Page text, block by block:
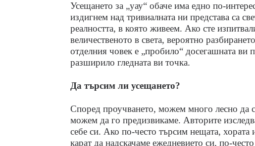
Усещането за „уау“ обаче има едно по-
издигнем над тривиалната ни представа са
реалността, в която живеем. Ако сте
величественото в света, вероятно
отделния човек е „пробило“ досегашната ви
разширило гледната ви точка.
Да търсим ли усещането?
Според проучването, можем много лесно да
можем да го предизвикаме. Авторите
себе си. Ако по-често търсим нещата,
карат да надскачаме ежедневието си, по-